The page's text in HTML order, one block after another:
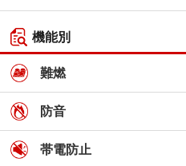
機能別
難燃
防音
帯電防止